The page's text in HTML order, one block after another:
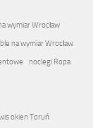
wymiar Wrocław
na wymiar Wrocław
noclegi Ropa
okien Toruń